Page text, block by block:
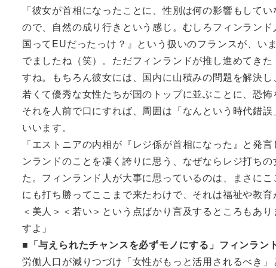
「彼女が首相になったことに、性別は何の影響もして
ので、自然の成り行きという感じ。むしろフィンラン
国ってEUだったっけ？』という扱いのフランスが、い
でましたね（笑）。ただフィンランドが推し進めてき
すね。もちろん彼女には、国内に山積みの問題を解決
若くて優秀な女性たちが国のトップに並ぶことに、恐
それを人前で口にすれば、周囲は「なんという時代錯
いいます。
「エストニアの内相が『レジ係が首相になった』と発
ンランドのことを凄く誇りに思う、なぜならレジ打ち
た。フィンランド人が大事に思っているのは、まさに
にも打ち勝ってここまで来たわけで、それは福祉や教
＜美人＞＜若い＞という点ばかり言及するところもあ
すよ」
■「与えられたチャンスを必ずモノにする」フィンラン
労働人口が減りつづけ「女性がもっと活用されるべき